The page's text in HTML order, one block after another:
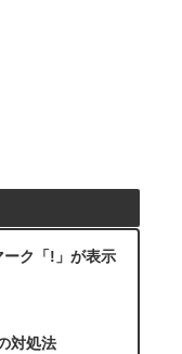
ク「!」が表示
対処法